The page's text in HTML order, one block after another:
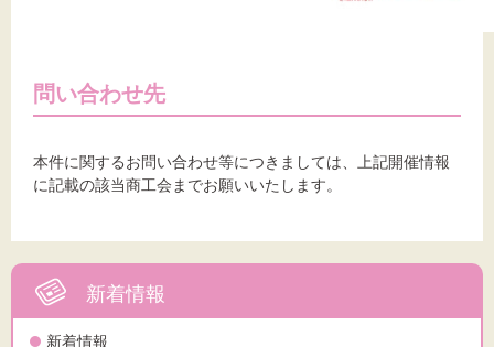
新着情報
新着情報
問い合わせ先
本件に関するお問い合わせ等につきましては、上記開催情報
に記載の該当商工会までお願いいたします。